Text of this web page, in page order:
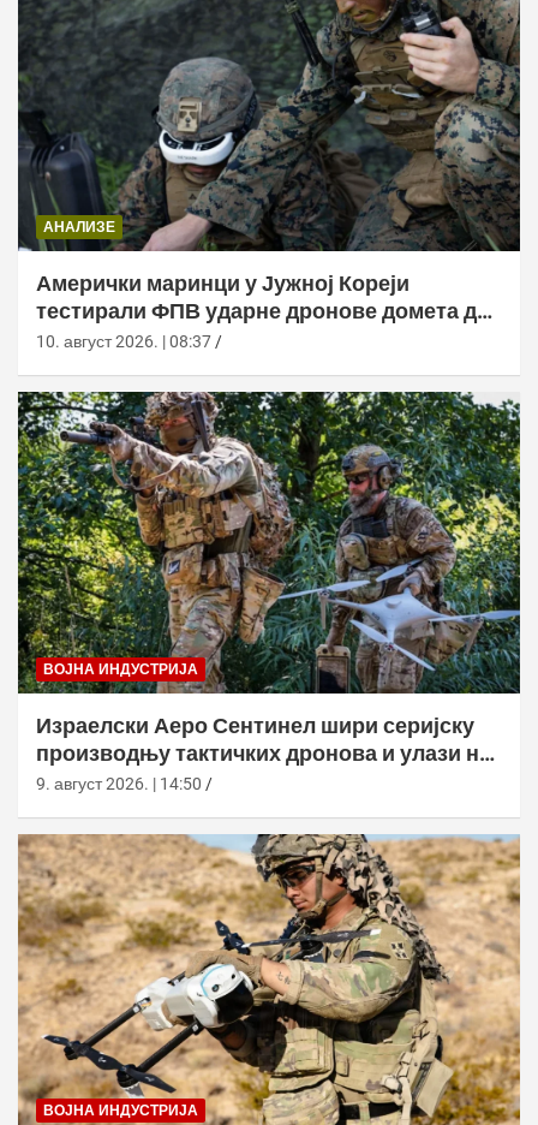
АНАЛИЗЕ
Амерички маринци у Јужној Кореји
тестирали ФПВ ударне дронове домета до
20 километара
10. август 2026. | 08:37
ВОЈНА ИНДУСТРИЈА
Израелски Аеро Сентинел шири серијску
производњу тактичких дронова и улази на
нова тржишта
9. август 2026. | 14:50
ВОЈНА ИНДУСТРИЈА